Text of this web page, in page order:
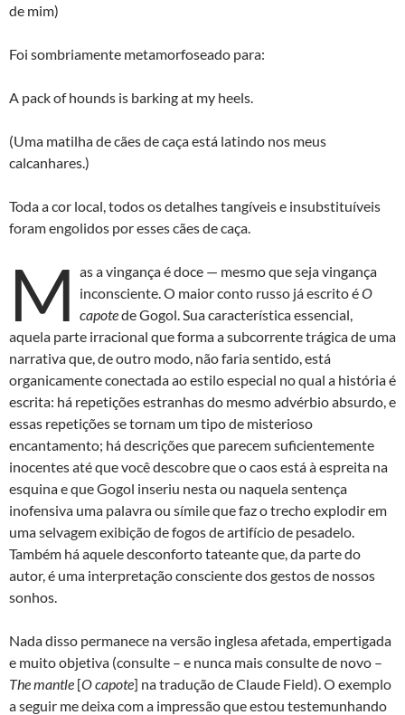
de mim)
Foi sombriamente metamorfoseado para:
A pack of hounds is barking at my heels.
(Uma matilha de cães de caça está latindo nos meus
calcanhares.)
Toda a cor local, todos os detalhes tangíveis e insubstituíveis
foram engolidos por esses cães de caça.
M as a vingança é doce — mesmo que seja vingança
inconsciente. O maior conto russo já escrito éO
capotede Gogol. Sua característica essencial,
aquela parte irracional que forma a subcorrente trágica de uma
narrativa que, de outro modo, não faria sentido, está
organicamente conectada ao estilo especial no qual a história é
escrita: há repetições estranhas do mesmo advérbio absurdo, e
essas repetições se tornam um tipo de misterioso
encantamento; há descrições que parecem suficientemente
inocentes até que você descobre que o caos está à espreita na
esquina e que Gogol inseriu nesta ou naquela sentença
inofensiva uma palavra ou símile que faz o trecho explodir em
uma selvagem exibição de fogos de artifício de pesadelo.
Também há aquele desconforto tateante que, da parte do
autor, é uma interpretação consciente dos gestos de nossos
sonhos.
Nada disso permanece na versão inglesa afetada, empertigada
e muito objetiva (consulte – e nunca mais consulte de novo –
The mantle [O capote] na tradução de Claude Field). O exemplo
a seguir me deixa com a impressão que estou testemunhando